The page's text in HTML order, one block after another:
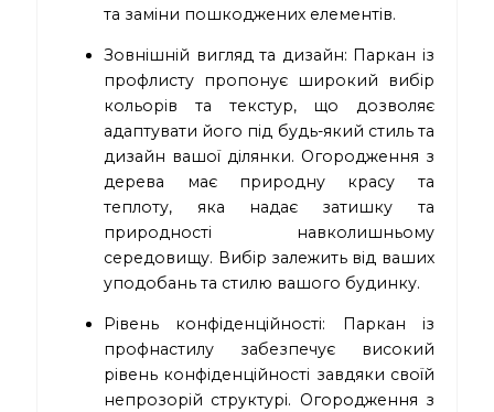
та заміни пошкоджених елементів.
Зовнішній вигляд та дизайн: Паркан із
профлисту пропонує широкий вибір
кольорів та текстур, що дозволяє
адаптувати його під будь-який стиль та
дизайн вашої ділянки. Огородження з
дерева має природну красу та
теплоту, яка надає затишку та
природності навколишньому
середовищу. Вибір залежить від ваших
уподобань та стилю вашого будинку.
Рівень конфіденційності: Паркан із
профнастилу забезпечує високий
рівень конфіденційності завдяки своїй
непрозорій структурі. Огородження з